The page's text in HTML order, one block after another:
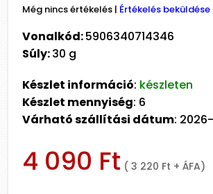
Még nincs értékelés | Értékelés beküldése
Vonalkód:5906340714346
Súly:30 g
Készlet információ: készleten
Készlet mennyiség: 6
Várható szállítási dátum:
4 090 Ft ( 3 220 Ft + ÁFA)